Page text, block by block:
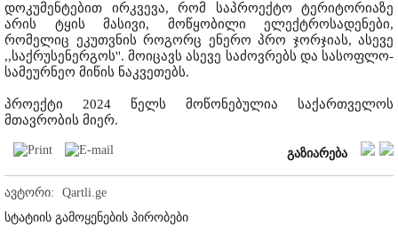
დოკუმენტებით ირკვევა, რომ საპროექტო ტერიტორიაზე
არის ტყის მასივი, მოწყობილი ელექტროსადენები,
რომელიც ეკუთვნის როგორც ენერო პრო ჯორჯიას, ასევე
,,საქრუსენერგოს''. მოიცავს ასევე საძოვრებს და სასოფლო-
სამეურნეო მიწის ნაკვეთებს.
პროექტი 2024 წელს მოწონებულია საქართველოს
მთავრობის მიერ.
გაზიარება
ავტორი:
Qartli.ge
სტატიის გამოყენების პირობები